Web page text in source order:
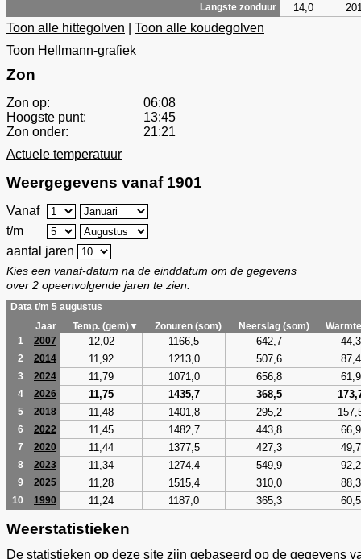
Langste zonduur 14,0
Toon alle hittegolven
Toon alle koudegolven
Toon Hellmann-grafiek
Zon
Zon op:
06:08
Hoogste punt:
13:45
Zon onder:
21:21
Actuele temperatuur
Weergegevens vanaf 1901
Vanaf
t/m
aantal jaren
Kies een vanaf-datum na de einddatum om de gegevens
over 2 opeenvolgende jaren te zien.
Data t/m 5 augustus
Jaar
Temp. (gem)▼ Zonuren (som) Neerslag (som)
1
2007 12,02 1166,5 642,7 44,3
2 2014 11,92 1213,0 507,6 87,4
3 2024 11,79 1071,0 656,8 61,9
4 2026 11,75 1435,7 368,5
5 2018 11,48 1401,8 295,2
6 2022 11,45 1482,7 443,8 66,9
7 2020 11,44 1377,5 427,3 49,7
8 2023 11,34 1274,4 549,9 92,2
9 2025 11,28 1515,4 310,0 88,3
10 1990 11,24 1187,0 365,3 60,5
Weerstatistieken
De statistieken op deze site zijn gebaseerd op de gegevens